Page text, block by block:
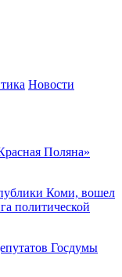
Новости
Поляна»
Коми, вошел
политической
Госдумы